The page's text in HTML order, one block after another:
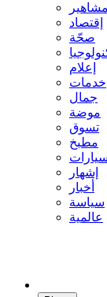
مشاهير
إقتصاد
صحّة
إعلام
خدمات
جمال
موضة
تسوق
مطبخ
سيارات
إشهار
أخبار
سياسة
عالمية